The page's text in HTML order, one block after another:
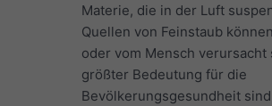
Materie, die in der Luft
Quellen von Feinstaub
oder vom Mensch verursacht
größter Bedeutung für die
Bevölkerungsgesundheit